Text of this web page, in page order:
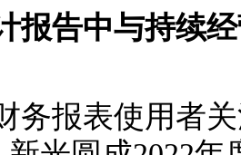
报告中与持续
务报表使用者